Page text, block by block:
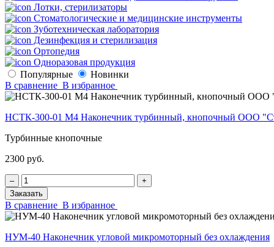
Лотки, стерилизаторы
Стоматологические и медицинские инструменты
Зуботехническая лаборатория
Дезинфекция и стерилизация
Ортопедия
Одноразовая продукция
Популярные
Новинки
В сравнение В избранное
НСТК-300-01 М4 Наконечник турбинный, кнопочный ООО
Турбинные кнопочные
2300 руб.
‒
+
Заказать
В сравнение В избранное
НУМ-40 Наконечник угловой микромоторный без охлаждения